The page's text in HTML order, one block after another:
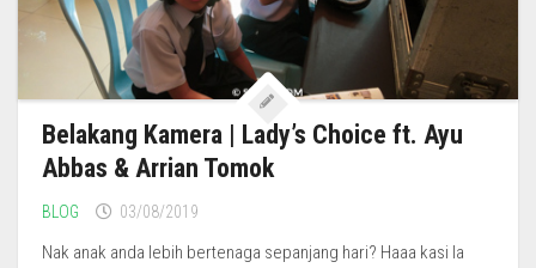
Belakang Kamera | Lady’s Choice ft. Ayu
Abbas & Arrian Tomok
BLOG 03/08/2019
Nak anak anda lebih bertenaga sepanjang hari? Haaa kasi la